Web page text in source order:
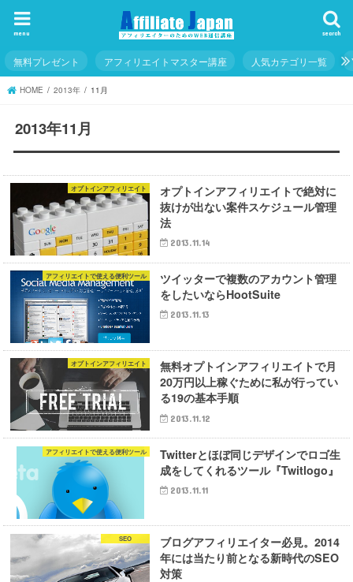
search
menu
無料プレゼント アフィリエイトマスター講座 人気カテゴリ一覧
HOME 2013年 11月
2013年11月
オプトインアフィリエイト
オプトインアフィリエイトで絶対に
抜けが出ない案件スケジュール管理
法
2013.11.14
アフィリエイトで使える便利ツール
ツイッターで複数のアカウント管理
をしたいならHootSuite
2013.11.13
オプトインアフィリエイト
無料オプトインアフィリエイトで月
20万円以上稼ぐために私が行ってい
る19の基本手順
2013.11.12
アフィリエイトで使える便利ツール
Twitterとほぼ同じデザインでロゴ生
成をしてくれるツール『Twitlogo』
2013.11.11
SEO
ブログアフィリエイター必見。2014
年には当たり前となる新時代のSEO
対策